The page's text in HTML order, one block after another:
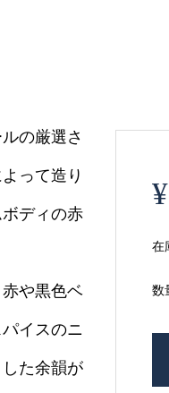
の厳選さ
って造り
ディの赤
や黒色ベ
イスのニ
た余韻が
¥
在
数